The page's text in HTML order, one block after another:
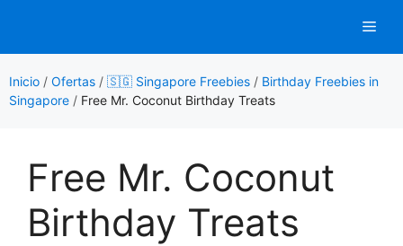
contenido
Inicio / Ofertas / 🇸🇬 Singapore Freebies / Birthday Freebies in
Singapore / Free Mr. Coconut Birthday Treats
Free Mr. Coconut
Birthday Treats